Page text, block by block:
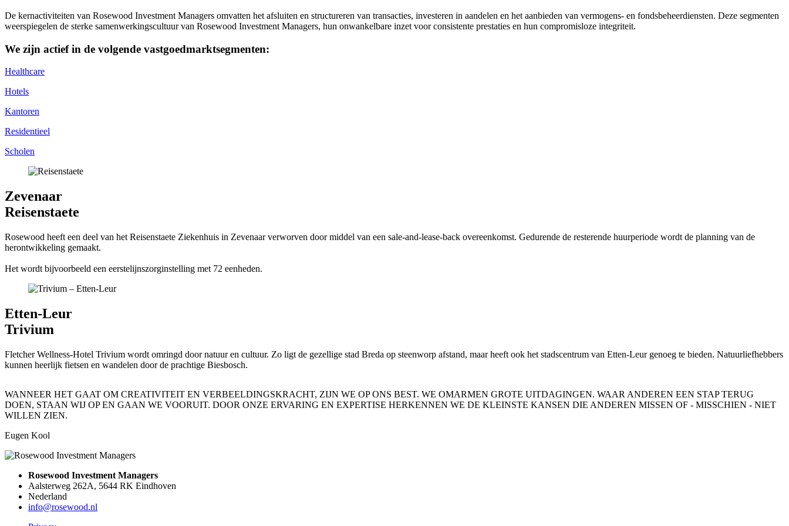
De kernactiviteiten van Rosewood Investment Managers omvatten het afsluiten en structureren van transacties, investeren in aandelen en het aanbieden van vermogens- en fondsbeheerdiensten. Deze segmenten
weerspiegelen de sterke samenwerkingscultuur van Rosewood Investment Managers, hun onwankelbare inzet voor consistente prestaties en hun compromisloze integriteit.
We zijn actief in de volgende vastgoedmarktsegmenten:
Healthcare
Hotels
Kantoren
Residentieel
Scholen
Zevenaar
Reisenstaete
Rosewood heeft een deel van het Reisenstaete Ziekenhuis in Zevenaar verworven door middel van een sale-and-lease-back overeenkomst. Gedurende de resterende huurperiode wordt de planning van de
herontwikkeling gemaakt.
Het wordt bijvoorbeeld een eerstelijnszorginstelling met 72 eenheden.
Etten-Leur
Trivium
Fletcher Wellness-Hotel Trivium wordt omringd door natuur en cultuur. Zo ligt de gezellige stad Breda op steenworp afstand, maar heeft ook het stadscentrum van Etten-Leur genoeg te bieden. Natuurliefhebbers
kunnen heerlijk fietsen en wandelen door de prachtige Biesbosch.
WANNEER HET GAAT OM CREATIVITEIT EN VERBEELDINGSKRACHT, ZIJN WE OP ONS BEST. WE OMARMEN GROTE UITDAGINGEN. WAAR ANDEREN EEN STAP TERUG
DOEN, STAAN WIJ OP EN GAAN WE VOORUIT. DOOR ONZE ERVARING EN EXPERTISE HERKENNEN WE DE KLEINSTE KANSEN DIE ANDEREN MISSEN OF - MISSCHIEN - NIET
WILLEN ZIEN.
Eugen Kool
Rosewood Investment Managers
Aalsterweg 262A, 5644 RK Eindhoven
Nederland
info@rosewood.nl